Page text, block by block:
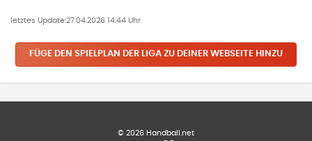
letztes Update:27.04.2026 14:44 Uhr
FÜGE DEN SPIELPLAN DER LIGA ZU DEINER WEBSEITE HINZU
© 2026 Handball.net